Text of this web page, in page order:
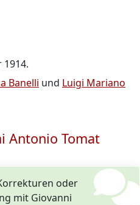
1914.
Banelli und Luigi Mariano
Antonio Tomat
oder
mit Giovanni